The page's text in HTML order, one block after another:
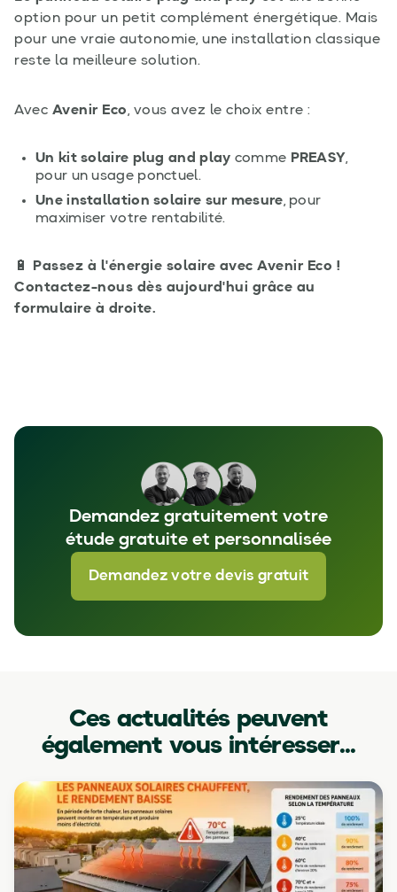
option pour un petit complément énergétique. Mais
pour une vraie autonomie, une installation classique
reste la meilleure solution.
Avec Avenir Eco, vous avez le choix entre :
Un kit solaire plug and play comme PREASY,
pour un usage ponctuel.
Une installation solaire sur mesure, pour
maximiser votre rentabilité.
🔋 Passez à l'énergie solaire avec Avenir Eco !
Contactez-nous dès aujourd'hui grâce au
formulaire à droite.
Demandez gratuitement votre
étude gratuite et personnalisée
Demandez votre devis gratuit
Ces actualités peuvent
également vous intéresser...